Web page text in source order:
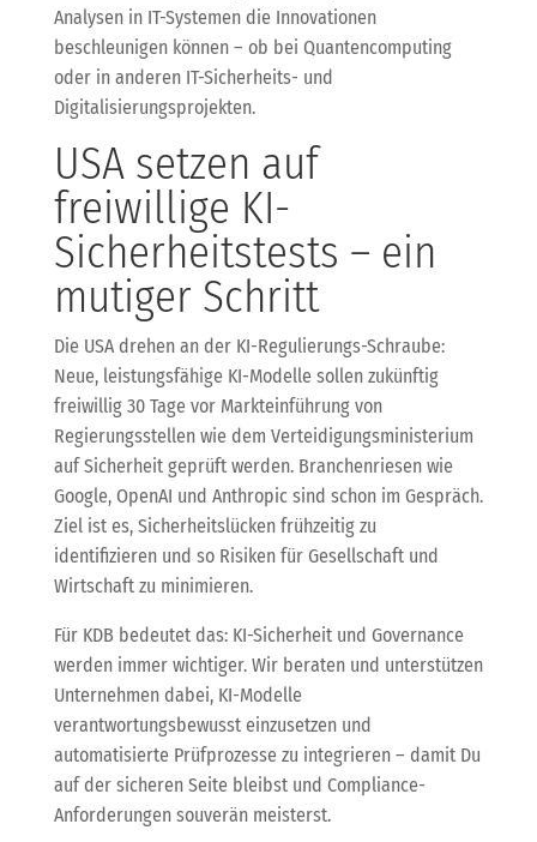
Analysen in IT-Systemen die Innovationen
beschleunigen können – ob bei Quantencomputing
oder in anderen IT-Sicherheits- und
Digitalisierungsprojekten.
USA setzen auf
freiwillige KI-
Sicherheitstests – ein
mutiger Schritt
Die USA drehen an der KI-Regulierungs-Schraube:
Neue, leistungsfähige KI-Modelle sollen zukünftig
freiwillig 30 Tage vor Markteinführung von
Regierungsstellen wie dem Verteidigungsministerium
auf Sicherheit geprüft werden. Branchenriesen wie
Google, OpenAI und Anthropic sind schon im Gespräch.
Ziel ist es, Sicherheitslücken frühzeitig zu
identifizieren und so Risiken für Gesellschaft und
Wirtschaft zu minimieren.
Für KDB bedeutet das: KI-Sicherheit und Governance
werden immer wichtiger. Wir beraten und unterstützen
Unternehmen dabei, KI-Modelle
verantwortungsbewusst einzusetzen und
automatisierte Prüfprozesse zu integrieren – damit Du
auf der sicheren Seite bleibst und Compliance-
Anforderungen souverän meisterst.